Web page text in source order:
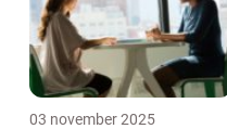
03 november 2025